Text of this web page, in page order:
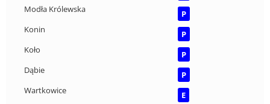
Modła Królewska
P
Konin
P
Koło
P
Dąbie
P
Wartkowice
E